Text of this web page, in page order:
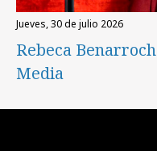
jueves, 30 de julio 2026
Rebeca
Media